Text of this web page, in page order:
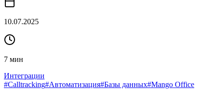
10.07.2025
7 мин
Интеграции
#Calltracking#Автоматизация#Базы данных#Mango Office